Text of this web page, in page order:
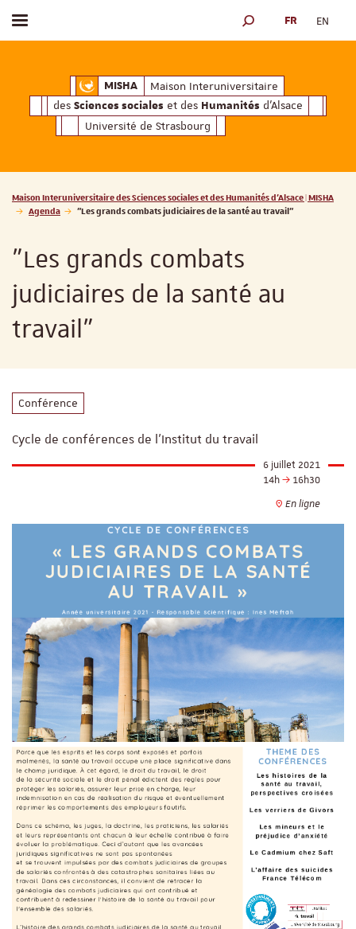
MISHAMaison Interuniversitaire des
Maison Interuniversitaire
des Sciences sociales et des Humanités d'Alsace
Université de Strasbourg
Afficher / masquer le menu MOTEUR DE
FR EN
Vous êtes ici :
Maison Interuniversitaire des Sciences sociales et des Humanités d'Alsace | MISHA
Agenda
"Les grands combats judiciaires de la santé au travail"
"Les grands combats
judiciaires de la santé au
travail"
Conférence
Cycle de conférences de l'Institut du travail
6 juillet 2021
14h
16h30
En ligne